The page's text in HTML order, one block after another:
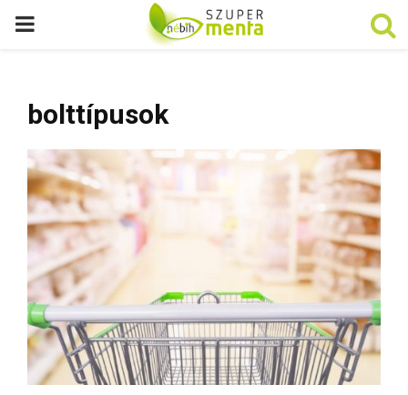
P
M
A
R
Y
M
bolttípusok